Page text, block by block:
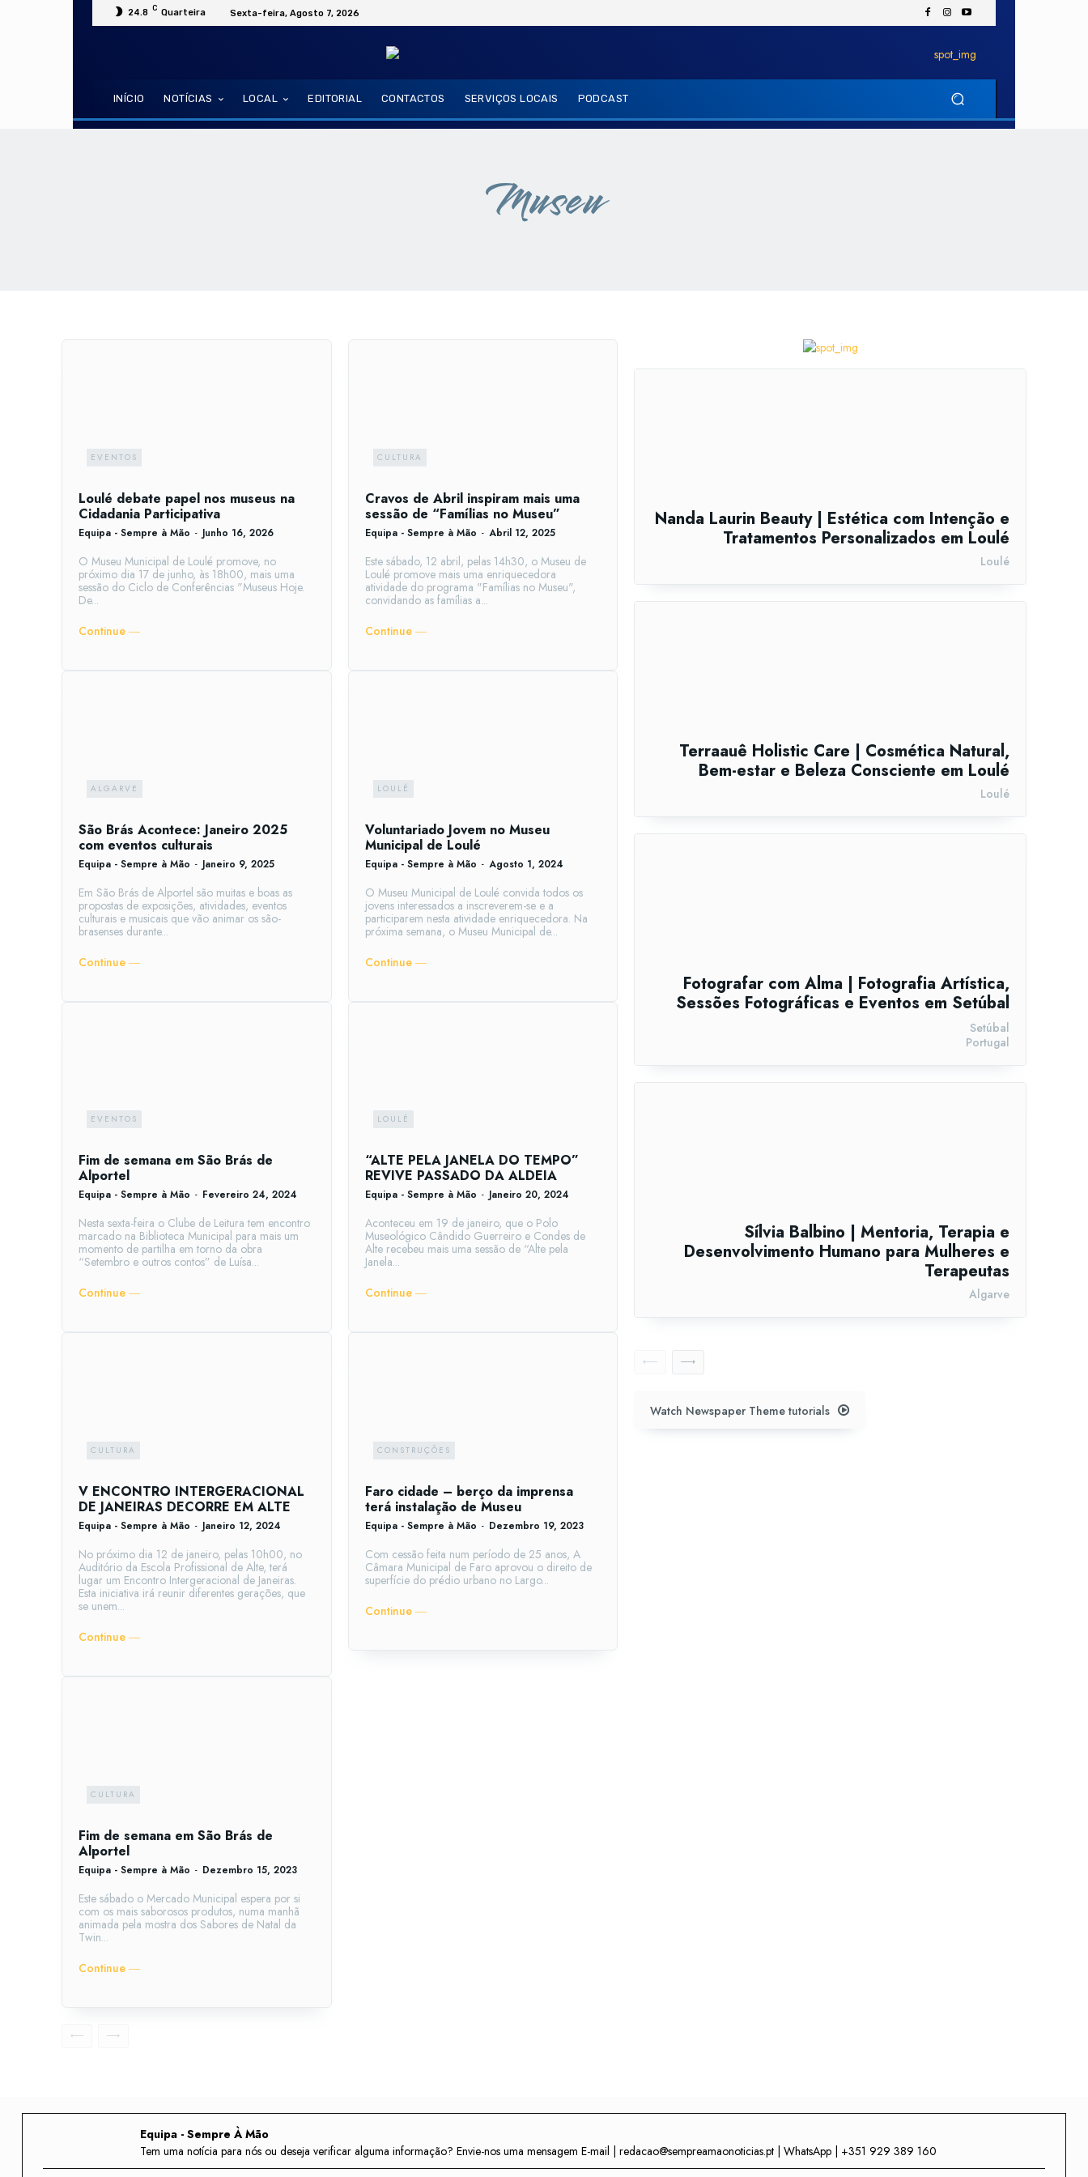
24.8 C Quarteira Sexta-feira, Agosto 7, 2026
INÍCIO NOTÍCIAS LOCAL EDITORIAL CONTACTOS SERVIÇOS LOCAIS PODCAST
Museu
EVENTOS
Loulé debate papel nos museus na
Cidadania Participativa
Equipa - Sempre à Mão - Junho 16, 2026
O Museu Municipal de Loulé promove, no
próximo dia 17 de junho, às 18h00, mais uma
sessão do Ciclo de Conferências "Museus Hoje.
De...
Continue ―
CULTURA
Cravos de Abril inspiram mais uma
sessão de “Famílias no Museu”
Equipa - Sempre à Mão - Abril 12, 2025
Este sábado, 12 abril, pelas 14h30, o Museu de
Loulé promove mais uma enriquecedora
atividade do programa "Famílias no Museu",
convidando as famílias a...
Continue ―
ALGARVE
São Brás Acontece: Janeiro 2025
com eventos culturais
Equipa - Sempre à Mão - Janeiro 9, 2025
Em São Brás de Alportel são muitas e boas as
propostas de exposições, atividades, eventos
culturais e musicais que vão animar os são-
brasenses durante...
Continue ―
LOULÉ
Voluntariado Jovem no Museu
Municipal de Loulé
Equipa - Sempre à Mão - Agosto 1, 2024
O Museu Municipal de Loulé convida todos os
jovens interessados a inscreverem-se e a
participarem nesta atividade enriquecedora. Na
próxima semana, o Museu Municipal de...
Continue ―
EVENTOS
Fim de semana em São Brás de
Alportel
Equipa - Sempre à Mão - Fevereiro 24, 2024
Nesta sexta-feira o Clube de Leitura tem encontro
marcado na Biblioteca Municipal para mais um
momento de partilha em torno da obra
“Setembro e outros contos” de Luísa...
Continue ―
LOULÉ
“ALTE PELA JANELA DO TEMPO”
REVIVE PASSADO DA ALDEIA
Equipa - Sempre à Mão - Janeiro 20, 2024
Aconteceu em 19 de janeiro, que o Polo
Museológico Cândido Guerreiro e Condes de
Alte recebeu mais uma sessão de “Alte pela
Janela...
Continue ―
CULTURA
V ENCONTRO INTERGERACIONAL
DE JANEIRAS DECORRE EM ALTE
Equipa - Sempre à Mão - Janeiro 12, 2024
No próximo dia 12 de janeiro, pelas 10h00, no
Auditório da Escola Profissional de Alte, terá
lugar um Encontro Intergeracional de Janeiras.
Esta iniciativa irá reunir diferentes gerações, que
se unem...
Continue ―
CONSTRUÇÕES
Faro cidade – berço da imprensa
terá instalação de Museu
Equipa - Sempre à Mão - Dezembro 19, 2023
Com cessão feita num período de 25 anos, A
Câmara Municipal de Faro aprovou o direito de
superfície do prédio urbano no Largo...
Continue ―
CULTURA
Fim de semana em São Brás de
Alportel
Equipa - Sempre à Mão - Dezembro 15, 2023
Este sábado o Mercado Municipal espera por si
com os mais saborosos produtos, numa manhã
animada pela mostra dos Sabores de Natal da
Twin...
Continue ―
Nanda Laurin Beauty | Estética com Intenção e
Tratamentos Personalizados em Loulé
Loulé
Terraauê Holistic Care | Cosmética Natural,
Bem-estar e Beleza Consciente em Loulé
Loulé
Fotografar com Alma | Fotografia Artística,
Sessões Fotográficas e Eventos em Setúbal
Portugal
Setúbal
Sílvia Balbino | Mentoria, Terapia e
Desenvolvimento Humano para Mulheres e
Terapeutas
Algarve
Watch Newspaper Theme tutorials
Equipa - Sempre À Mão
Tem uma notícia para nós ou deseja verificar alguma informação? Envie-nos uma mensagem E-mail | redacao@sempreamaonoticias.pt | WhatsApp | +351 929 389 160